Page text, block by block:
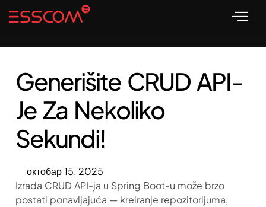
Generišite CRUD API-
Je Za Nekoliko
Sekundi!
октобар 15, 2025
Izrada CRUD API-ja u Spring Boot-u može brzo
postati ponavljajuća — kreiranje repozitorijuma,